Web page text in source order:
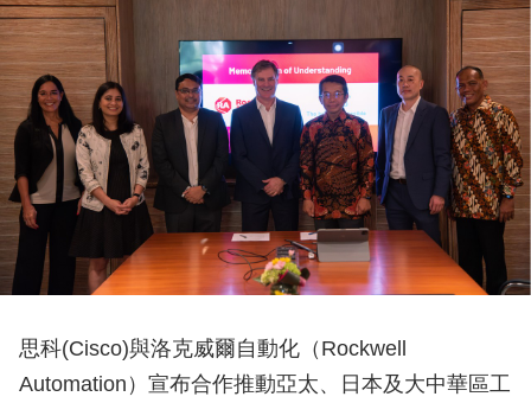
思科(Cisco)與洛克威爾自動化（Rockwell
Automation）宣布合作推動亞太、日本及大中華區工